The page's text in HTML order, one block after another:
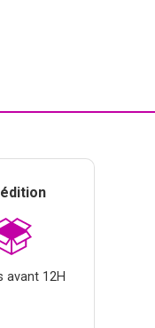
avant 12H